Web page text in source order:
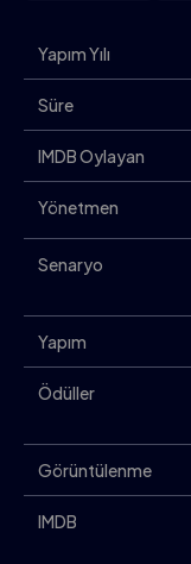
Yapım Yılı
Süre
IMDB Oylayan
Yönetmen
Senaryo
Yapım
Ödüller
Görüntülenme
IMDB